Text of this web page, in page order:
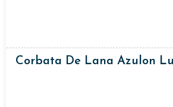
Corbata De Lana Azulon